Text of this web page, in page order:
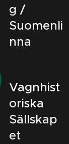
g /
Suomenli
nna
Vagnhist
oriska
Sällskap
et